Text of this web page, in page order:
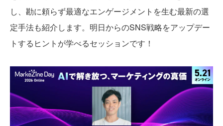
し、勘に頼らず最適なエンゲージメントを生む最新の選
定手法も紹介します。明日からのSNS戦略をアップデー
トするヒントが学べるセッションです！